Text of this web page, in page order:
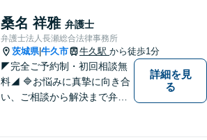
歩を踏み出しましょう。お気
軽にお問い合わせください。
桑名 祥雅 弁護士
弁護士法人長瀬総合法律事務所
茨城県|牛久市 牛久駅 から徒歩1分
◤完全ご予約制・初回相談無
料◢ 🔷お悩みに真摯に向き合
い、ご相談から解決まで弁護
詳細を見
る